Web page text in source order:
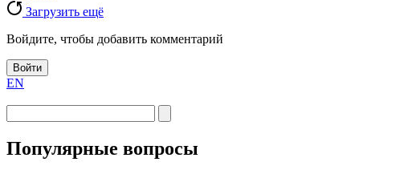
Загрузить ещё
Войдите, чтобы добавить комментарий
Войти
EN
Популярные вопросы